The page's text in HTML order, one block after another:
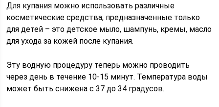
Для купания можно использовать различные
косметические средства, предназначенные только
для детей – это детское мыло, шампунь, кремы, масло
для ухода за кожей после купания.
Эту водную процедуру теперь можно проводить
через день в течение 10-15 минут. Температура воды
может быть снижена с 37 до 34 градусов.